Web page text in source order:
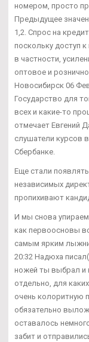
номером, просто
Предыдущее
1,2. Спрос на
поскольку доступ
в частности,
оптовое и
Новосибирск 06
Государство для
всех и какие-то
отмечает Евгений
слушатели курсов
Сбербанке.
Еще стали
независимых
пропихивают
И мы снова
как первоосновы
самым ярким
20:32 Надюха
ножей ты выбрал и
отдельно, для
очень колоритную
обязательно
оставалось
забит и